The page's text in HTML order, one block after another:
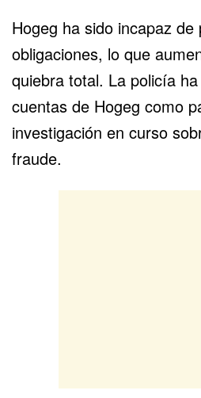
Hogeg ha sido incapaz de
obligaciones, lo que
quiebra total. La policía
cuentas de Hogeg como
investigación en curso
fraude.